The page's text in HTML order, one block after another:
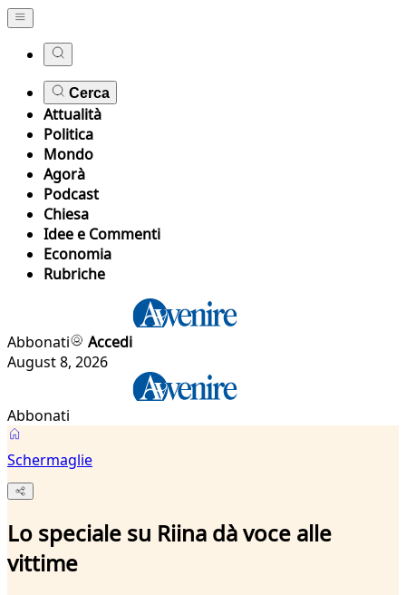
Cerca
Attualità
Politica
Mondo
Agorà
Podcast
Chiesa
Idee e Commenti
Economia
Rubriche
Abbonati
Accedi
August 8, 2026
Abbonati
Schermaglie
Lo speciale su Riina dà voce alle
vittime